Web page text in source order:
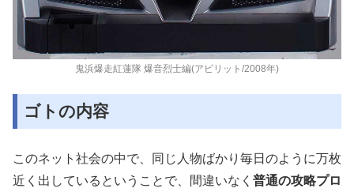
鬼浜爆走紅蓮隊 爆音烈士編(アビリット/2008年)
ゴトの内容
このネット社会の中で、同じ人物ばかり毎日のように万枚
近く出しているということで、間違いなく 普通の攻略プロ